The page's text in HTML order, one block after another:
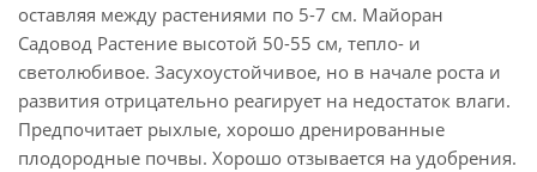
оставляя между растениями по 5-7 см. Майоран
Садовод Растение высотой 50-55 см, тепло- и
светолюбивое. Засухоустойчивое, но в начале роста и
развития отрицательно реагирует на недостаток влаги.
Предпочитает рыхлые, хорошо дренированные
плодородные почвы. Хорошо отзывается на удобрения.